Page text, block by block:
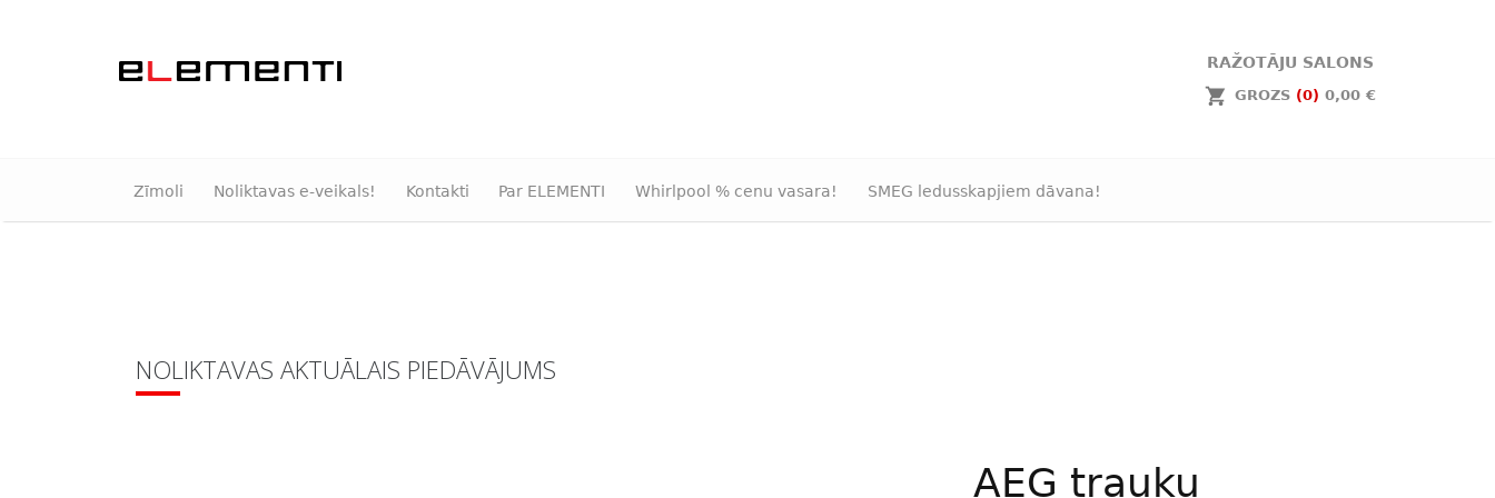
RAŽOTĀJU SALONS
GROZS (0) 0,00 €
Zīmoli Noliktavas e-veikals! Kontakti Par ELEMENTI Whirlpool % cenu vasara! SMEG ledusskapjiem dāvana!
NOLIKTAVAS AKTUĀLAIS PIEDĀVĀJUMS
AEG trauku